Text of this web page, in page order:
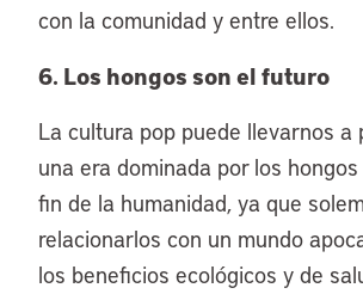
con la comunidad y entre ellos.
6. Los hongos son el futuro
La cultura pop puede llevarnos a
una era dominada por los
fin de la humanidad, ya que
relacionarlos con un mundo
los beneficios ecológicos y de